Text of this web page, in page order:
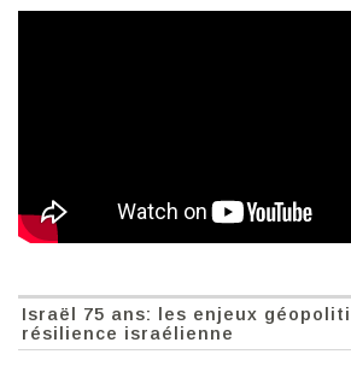
Israël 75 ans: les enjeux
résilience israélienne